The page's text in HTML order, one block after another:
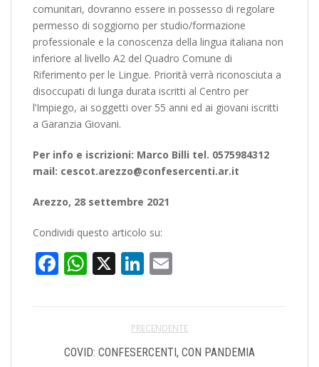
comunitari, dovranno essere in possesso di regolare
permesso di soggiorno per studio/formazione
professionale e la conoscenza della lingua italiana non
inferiore al livello A2 del Quadro Comune di
Riferimento per le Lingue. Priorità verrà riconosciuta a
disoccupati di lunga durata iscritti al Centro per
l’Impiego, ai soggetti over 55 anni ed ai giovani iscritti
a Garanzia Giovani.
Per info e iscrizioni: Marco Billi tel. 0575984312
mail: cescot.arezzo@confesercenti.ar.it
Arezzo, 28 settembre 2021
Condividi questo articolo su:
Facebook
WhatsApp
X LinkedIn
PRECENDENTE
COVID: CONFESERCENTI, CON PANDEMIA